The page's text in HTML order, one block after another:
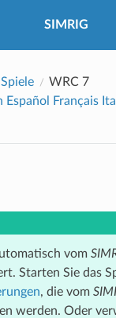
SIMRIG
WRC 7
Español Français
vom
Starten Sie das
, die vom
werden. Oder